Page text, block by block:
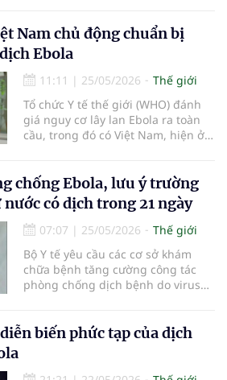
truyền qua biên giới. Hiện, bệnh
chưa có vaccine hoặc phương
pháp điều trị nào được phê duyệt.
Nam chủ động chuẩn bị
Ebola
11:11 | 25/05/2026
Thế giới
Tổ chức Y tế thế giới (WHO) đánh
giá nguy cơ lây lan Ebola ra toàn
cầu, trong đó có Việt Nam, hiện ở
việc tăng cường giám sát, truyền
thông nguy cơ và chuẩn bị năng
lực ứng phó trước diễn biến phức
tạp của đợt bùng phát bệnh do
virus Bundibugyo tại châu Phi.
chống Ebola, lưu ý trường
có dịch trong 21 ngày
07:07 | 25/05/2026
Thế giới
Bộ Y tế yêu cầu các cơ sở khám
chữa bệnh tăng cường công tác
phòng chống dịch bệnh do virus
đang có dịch bệnh này trong vòng
biến phức tạp của dịch